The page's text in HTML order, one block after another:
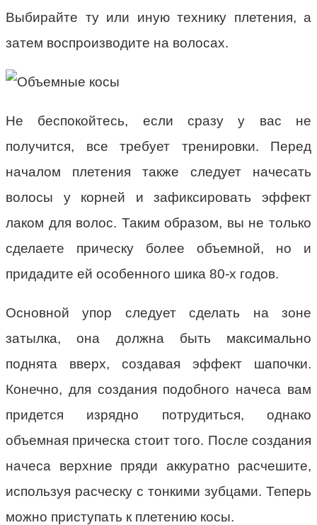
Выбирайте ту или иную технику плетения, а
затем воспроизводите на волосах.
Не беспокойтесь, если сразу у вас не
получится, все требует тренировки. Перед
началом плетения также следует начесать
волосы у корней и зафиксировать эффект
лаком для волос. Таким образом, вы не только
сделаете прическу более объемной, но и
придадите ей особенного шика 80-х годов.
Основной упор следует сделать на зоне
затылка, она должна быть максимально
поднята вверх, создавая эффект шапочки.
Конечно, для создания подобного начеса вам
придется изрядно потрудиться, однако
объемная прическа стоит того. После создания
начеса верхние пряди аккуратно расчешите,
используя расческу с тонкими зубцами. Теперь
можно приступать к плетению косы.